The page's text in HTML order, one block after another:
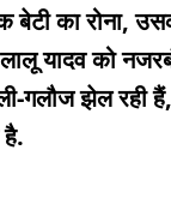
बेटी का रोना,
यादव को
गलौज झेल